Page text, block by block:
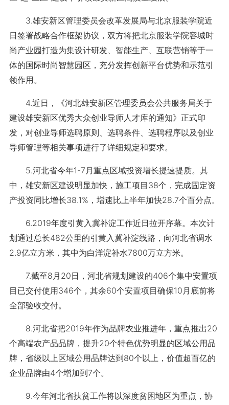
3.雄安新区管理委员会改革发展局与北京服装学院近
日签署战略合作框架协议，双方将把北京服装学院容城时
尚产业园打造为集设计研发、智能生产、互联营销等于一
体的国际时尚智慧园区，充分发挥创新平台优势和示范引
领作用。
4.近日，《河北雄安新区管理委员会公共服务局关于
建设雄安新区优秀大众创业导师人才库的通知》正式印
发，对创业导师选聘原则、选聘条件、选聘程序以及创业
导师管理等相关事项进行了详细规定和要求。
5.河北省今年1-7月重点区域投资增长提速提质。其
中，雄安新区建设明显加快，施工项目38个，完成固定资
产投资同比增长38.1%，增速比上半年加快28.7个百分点。
6.2019年度引黄入冀补淀工作近日拉开序幕。本次计
划通过总长482公里的引黄入冀补淀线路，向河北省调水
2.9亿立方米，其中为白洋淀补水7800万立方米。
7.截至8月20日，河北省规划建设的406个集中安置项
目已交付使用346个，其余60个安置项目确保10月底前将
全部验收交付。
8.河北省把2019年作为品牌农业推进年，重点推出20
个高端农产品品牌，提升20个特色优势明显的区域公用品
牌，省级以上区域公用品牌达到80个以上，价值超百亿的
企业品牌由4个增加到7个。
9.今年河北省扶贫工作将以深度贫困地区为重点，协